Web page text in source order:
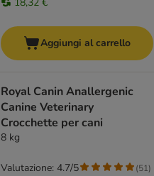
Aggiungi al carrello
Royal Canin Anallergenic
Canine Veterinary
Crocchette per cani
8 kg
Valutazione: 4.7/5 (51)